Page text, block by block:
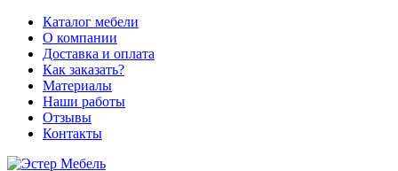
Каталог мебели
О компании
Доставка и оплата
Как заказать?
Материалы
Наши работы
Отзывы
Контакты